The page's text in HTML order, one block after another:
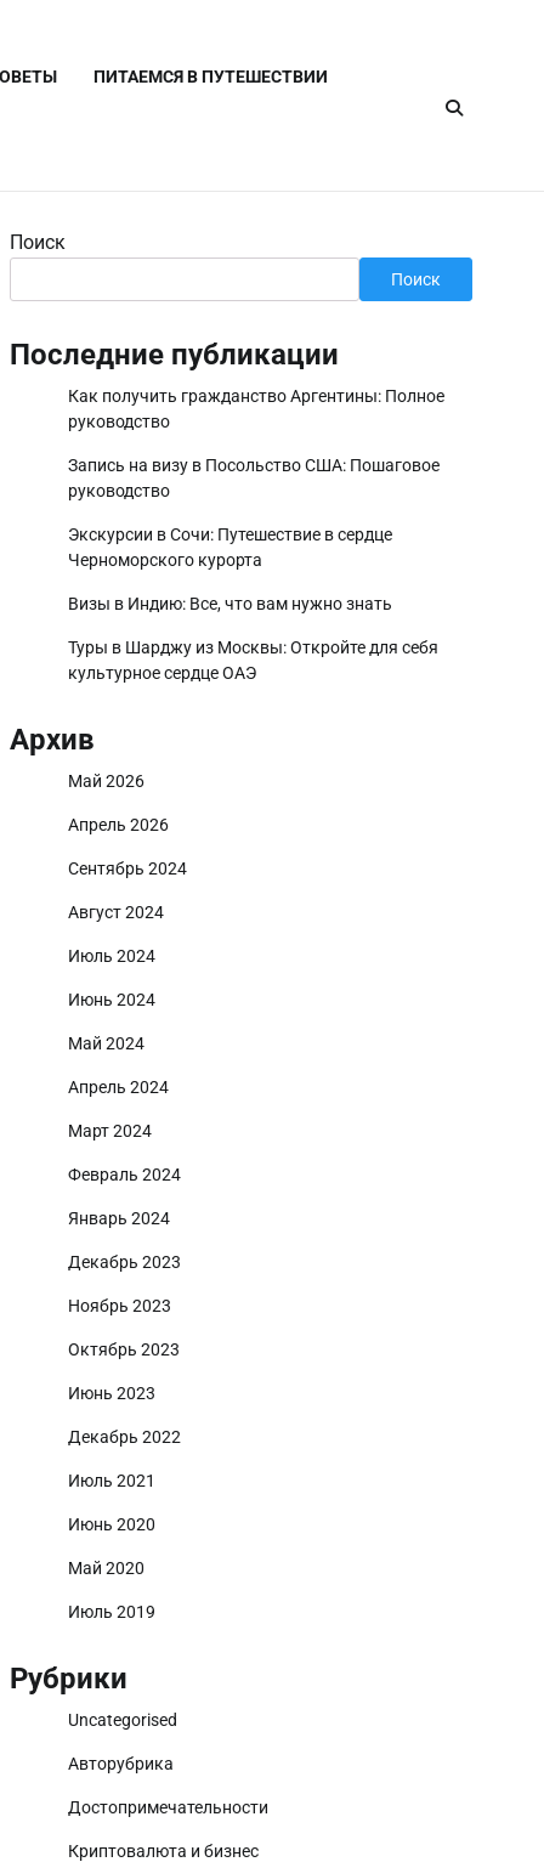
ПИТАЕМСЯ В ПУТЕШЕСТВИИ
Поиск
Поиск
Последние публикации
Как получить гражданство Аргентины: Полное
руководство
Запись на визу в Посольство США: Пошаговое
руководство
Экскурсии в Сочи: Путешествие в сердце
Черноморского курорта
Визы в Индию: Все, что вам нужно знать
Туры в Шарджу из Москвы: Откройте для себя
культурное сердце ОАЭ
Архив
Май 2026
Апрель 2026
Сентябрь 2024
Август 2024
Июль 2024
Июнь 2024
Май 2024
Апрель 2024
Март 2024
Февраль 2024
Январь 2024
Декабрь 2023
Ноябрь 2023
Октябрь 2023
Июнь 2023
Декабрь 2022
Июль 2021
Июнь 2020
Май 2020
Июль 2019
Рубрики
Uncategorised
Авторубрика
Достопримечательности
Криптовалюта и бизнес